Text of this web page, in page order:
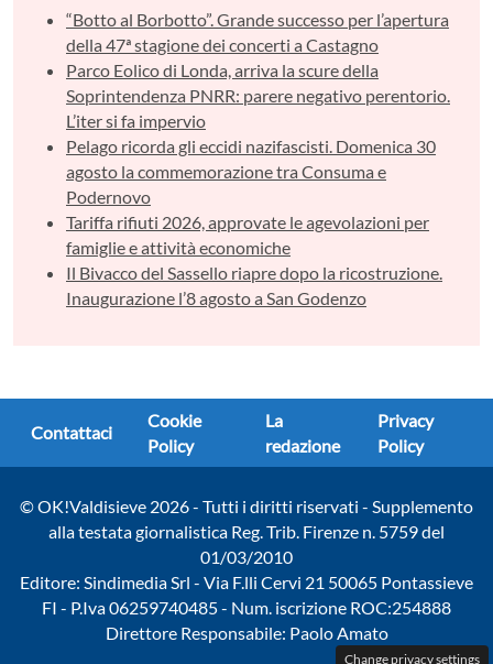
“Botto al Borbotto”. Grande successo per l’apertura
della 47ª stagione dei concerti a Castagno
Parco Eolico di Londa, arriva la scure della
Soprintendenza PNRR: parere negativo perentorio.
L’iter si fa impervio
Pelago ricorda gli eccidi nazifascisti. Domenica 30
agosto la commemorazione tra Consuma e
Podernovo
Tariffa rifiuti 2026, approvate le agevolazioni per
famiglie e attività economiche
Il Bivacco del Sassello riapre dopo la ricostruzione.
Inaugurazione l’8 agosto a San Godenzo
Contattaci
Cookie
Policy
La
redazione
Privacy
Policy
© OK!Valdisieve 2026 - Tutti i diritti riservati - Supplemento
alla testata giornalistica Reg. Trib. Firenze n. 5759 del
01/03/2010
Editore: Sindimedia Srl - Via F.lli Cervi 21 50065 Pontassieve
FI - P.Iva 06259740485 - Num. iscrizione ROC:254888
Direttore Responsabile: Paolo Amato
Change privacy settings